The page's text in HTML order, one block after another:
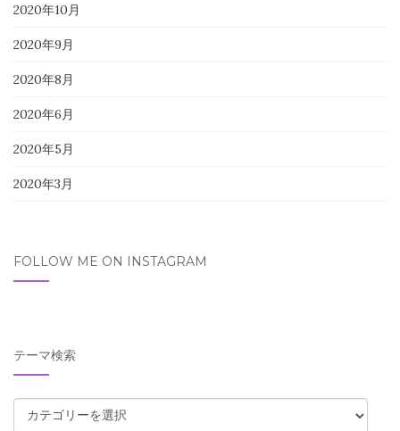
2020年10月
2020年9月
2020年8月
2020年6月
2020年5月
2020年3月
FOLLOW ME ON INSTAGRAM
テーマ検索